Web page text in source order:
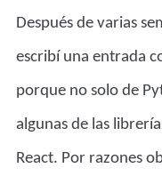
Después de varias
escribí una entrada
porque no solo de
algunas de las
React. Por razones